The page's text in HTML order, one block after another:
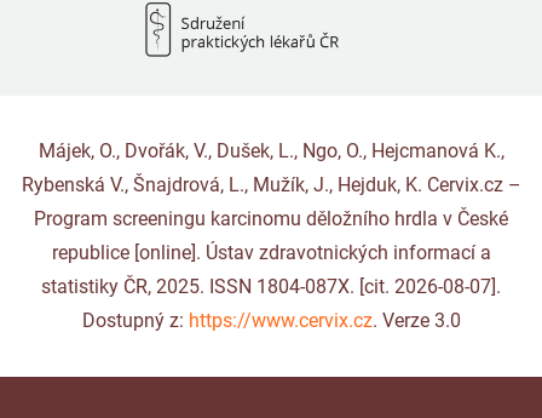
Májek, O., Dvořák, V., Dušek, L., Ngo, O., Hejcmanová K.,
Rybenská V., Šnajdrová, L., Mužík, J., Hejduk, K. Cervix.cz –
Program screeningu karcinomu děložního hrdla v České
republice [online]. Ústav zdravotnických informací a
statistiky ČR, 2025. ISSN 1804-087X. [cit. 2026-08-07].
Dostupný z: https://www.cervix.cz. Verze 3.0